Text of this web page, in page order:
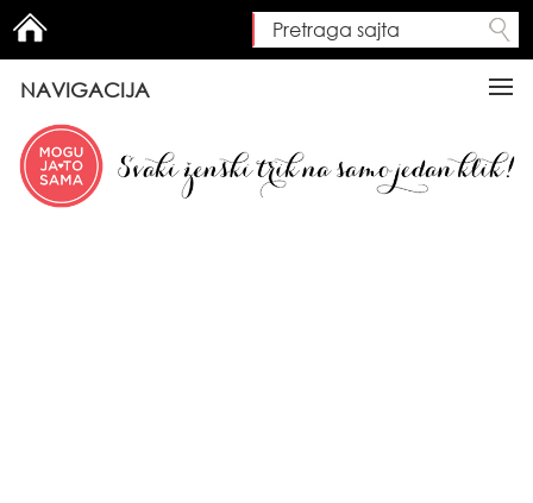
Search form
Pretraga sajta
NAVIGACIJA